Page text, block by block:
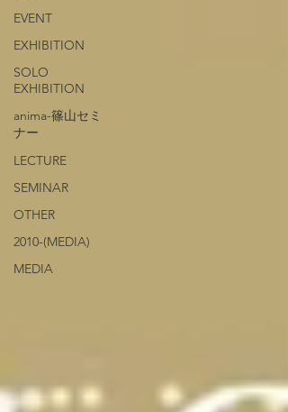
EVENT
EXHIBITION
SOLO
EXHIBITION
anima-篠山セミ
ナー
LECTURE
SEMINAR
OTHER
2010-(MEDIA)
MEDIA